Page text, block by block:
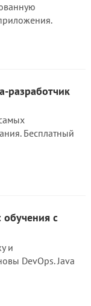
разработчик
Бесплатный
обучения с
и
DevOps. Java